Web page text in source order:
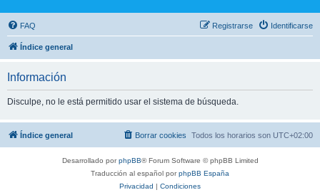
FAQ Identificarse
Registrarse
Índice general
Información
Disculpe, no le está permitido usar el sistema de búsqueda.
Índice general Todos los horarios son UTC+02:00
Borrar cookies
Desarrollado porphpBB® Forum Software © phpBB Limited
Traducción al español porphpBB España
Privacidad | Condiciones